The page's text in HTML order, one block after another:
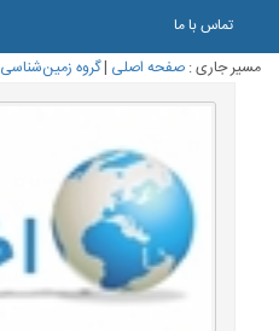
تماس با ما
مسیر جاری :صفحه اصلی |گروه زمین‌شناسی